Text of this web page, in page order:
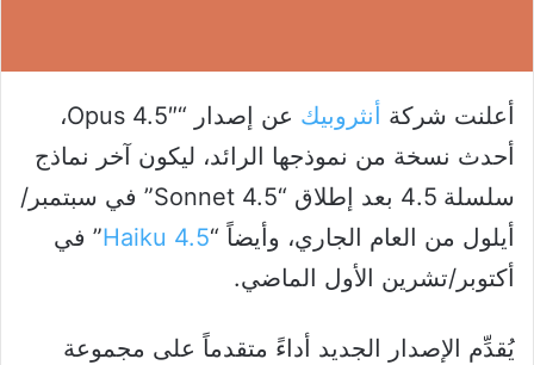
أعلنت شركة أنثروبيك
عن إصدار “Opus 4.5″،
أحدث نسخة من نموذجها الرائد، ليكون آخر نماذج
سلسلة 4.5 بعد إطلاق “Sonnet 4.5” في سبتمبر/
أيلول من العام الجاري، وأيضاً “Haiku 4.5” في
أكتوبر/تشرين الأول الماضي.
يُقدِّم الإصدار الجديد أداءً متقدماً على مجموعة